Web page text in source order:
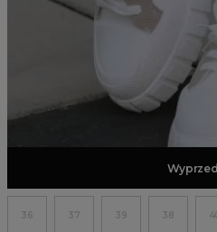
Dodaj do
36 37 39 38